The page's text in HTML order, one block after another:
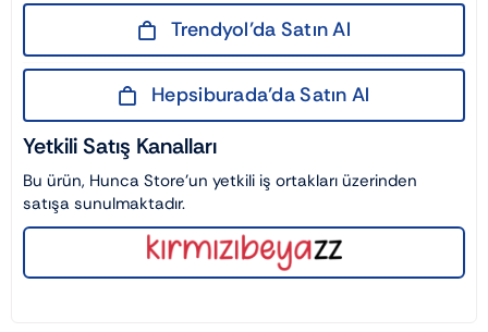
Trendyol’da Satın Al
Hepsiburada’da Satın Al
Yetkili Satış Kanalları
Bu ürün, Hunca Store’un yetkili iş ortakları üzerinden
satışa sunulmaktadır.